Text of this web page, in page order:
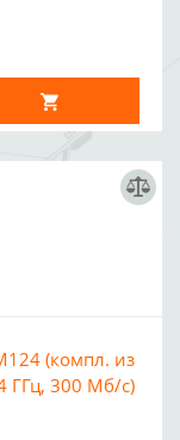
(компл. из
ГГц, 300 Мб/с)